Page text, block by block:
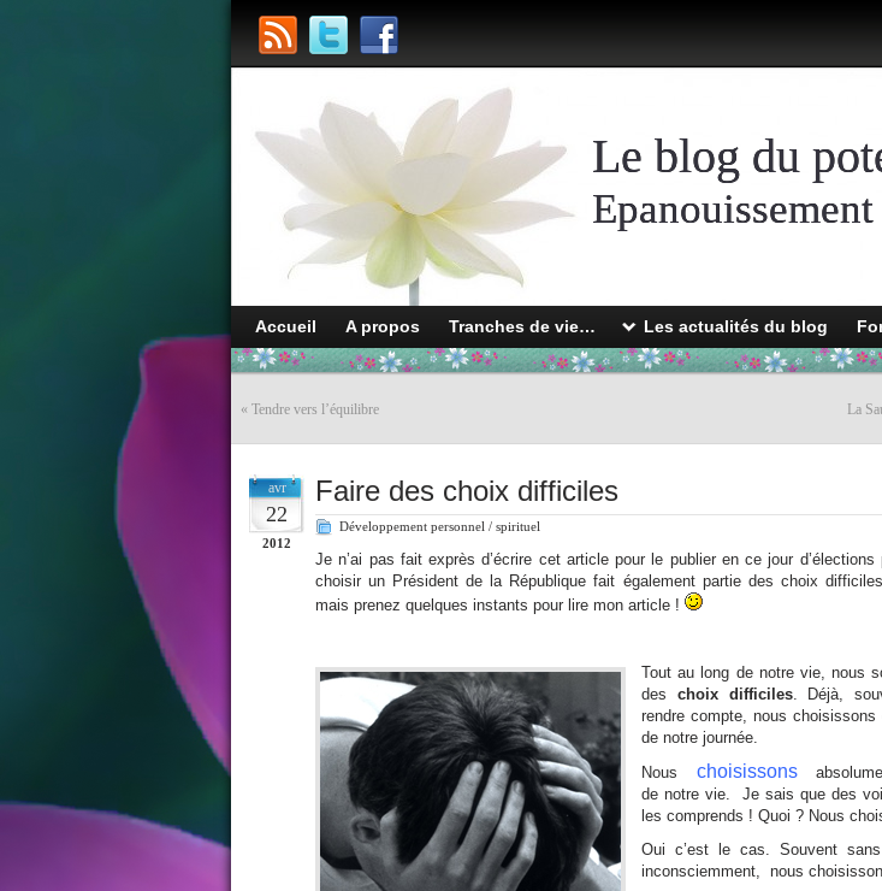
Le blog du
Accueil A propos Tranches de vie… Les actualités du blog
« Tendre vers l’équilibre La
avr
22
2012
Faire des choix difficiles
Développement personnel / spirituel
Je n’ai pas fait exprès d’écrire cet article pour le publier en ce jour d’élections
choisir un Président de la République fait également partie des choix
mais prenez quelques instants pour lire mon article !
Tout au long de notre vie, nous
des choix difficiles. Déjà,
rendre compte, nous
de notre journée.
Nous choisissons
de notre vie.
Je sais que des
les comprends ! Quoi ? Nous
Oui c’est le cas. Souvent
inconsciemment, nous